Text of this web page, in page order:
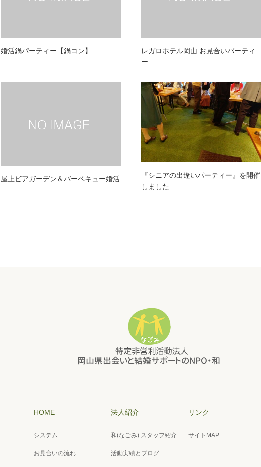
婚活鍋パーティー【鍋コン】
レガロホテル岡山 お見合いパーティ
ー
屋上ビアガーデン＆バーベキュー婚活
『シニアの出逢いパーティー』を開催
しました
HOME
システム
お見合いの流れ
法人紹介
和(なごみ) スタッフ紹介
活動実績とブログ
リンク
サイトMAP